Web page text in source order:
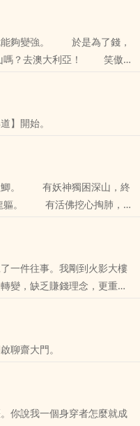
能夠變強。 於是為了錢，
？去澳大利亞！ 笑傲世
】開始。
鯽。 有妖神獨困深山，終
軀。 有活佛挖心掏肺，濟
一件往事。我剛到火影大樓
變，缺乏賺錢理念，更重要
條，高鐵線一個都沒有，網
，就這樣，二十個忍者都分
怎麼說？六代說：要錢沒
錢，你就把他砍了拿去做基
給我變現，不然你就給我回
不到一年，木葉什麼都有
，手裡的傢伙好，咱們的腰
聊齋大門。
你說我一個身穿者怎麼就成